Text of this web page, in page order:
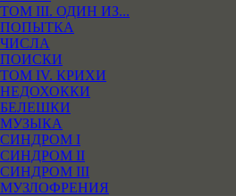
ТОМ III. ОДИН ИЗ...
ПОПЫТКА
ЧИСЛА
ПОИСКИ
ТОМ IV. КРИХИ
НЕДОХОККИ
БЕЛЕШКИ
МУЗЫКА
СИНДРОМ I
СИНДРОМ II
СИНДРОМ III
МУЗЛОФРЕНИЯ